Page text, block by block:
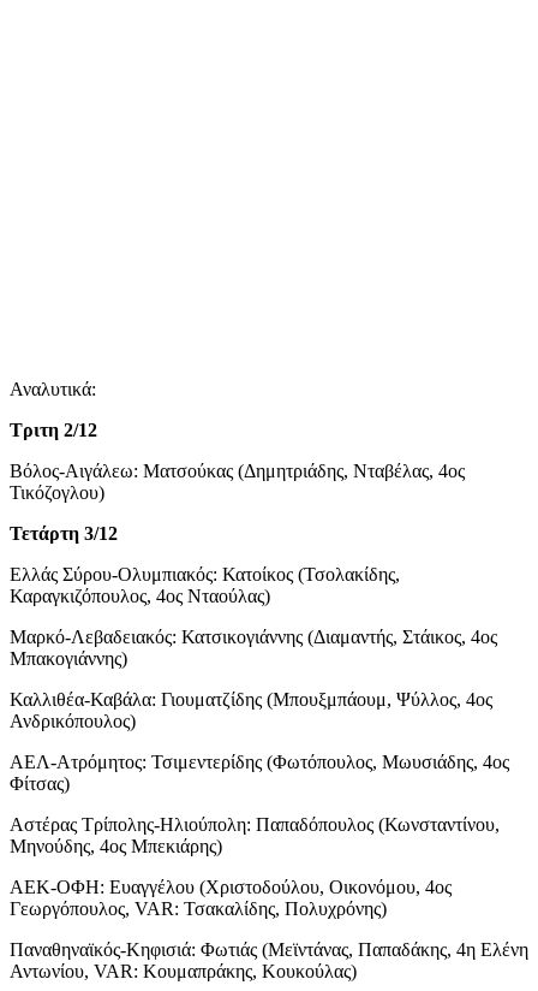
Αναλυτικά:
Τριτη 2/12
Βόλος-Αιγάλεω: Ματσούκας (Δημητριάδης, Νταβέλας, 4ος
Τικόζογλου)
Τετάρτη 3/12
Ελλάς Σύρου-Ολυμπιακός: Κατοίκος (Τσολακίδης,
Καραγκιζόπουλος, 4ος Νταούλας)
Μαρκό-Λεβαδειακός: Κατσικογιάννης (Διαμαντής, Στάικος, 4ος
Μπακογιάννης)
Καλλιθέα-Καβάλα: Γιουματζίδης (Μπουξμπάουμ, Ψύλλος, 4ος
Ανδρικόπουλος)
ΑΕΛ-Ατρόμητος: Τσιμεντερίδης (Φωτόπουλος, Μωυσιάδης, 4ος
Φίτσας)
Αστέρας Τρίπολης-Ηλιούπολη: Παπαδόπουλος (Κωνσταντίνου,
Μηνούδης, 4ος Μπεκιάρης)
ΑΕΚ-ΟΦΗ: Ευαγγέλου (Χριστοδούλου, Οικονόμου, 4ος
Γεωργόπουλος, VAR: Τσακαλίδης, Πολυχρόνης)
Παναθηναϊκός-Κηφισιά: Φωτιάς (Μεϊντάνας, Παπαδάκης, 4η Ελένη
Αντωνίου, VAR: Κουμαπράκης, Κουκούλας)